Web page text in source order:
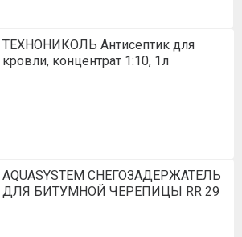
ТЕХНОНИКОЛЬ Антисептик для
кровли, концентрат 1:10, 1л
AQUASYSTEM СНЕГОЗАДЕРЖАТЕЛЬ
ДЛЯ БИТУМНОЙ ЧЕРЕПИЦЫ RR 29